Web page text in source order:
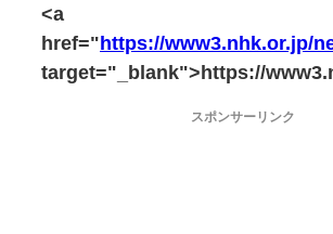
<a
href=" https://www3.nhk.or.jp/
target="_blank">https://
スポンサーリンク